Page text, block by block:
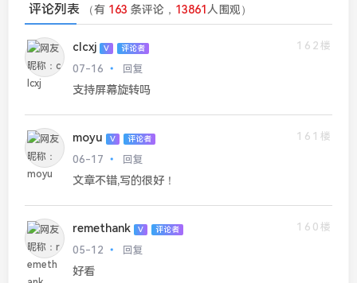
评论列表 （有 163 条评论， 13861人围观）
clcxj V 评论者
162楼
07-16
回复
支持屏幕旋转吗
moyu V 评论者
161楼
06-17
回复
文章不错,写的很好！
remethank V 评论者
160楼
05-12
回复
好看